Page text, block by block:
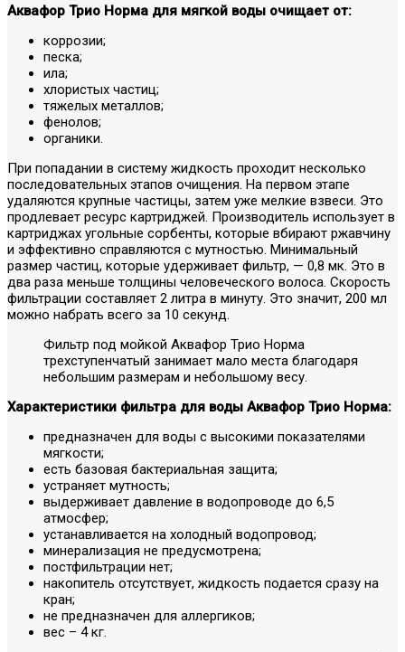
Аквафор Трио Норма для мягкой воды очищает от:
коррозии;
песка;
ила;
хлористых частиц;
тяжелых металлов;
фенолов;
органики.
При попадании в систему жидкость проходит несколько
последовательных этапов очищения. На первом этапе
удаляются крупные частицы, затем уже мелкие взвеси. Это
продлевает ресурс картриджей. Производитель использует в
картриджах угольные сорбенты, которые вбирают ржавчину
и эффективно справляются с мутностью. Минимальный
размер частиц, которые удерживает фильтр, — 0,8 мк. Это в
два раза меньше толщины человеческого волоса. Скорость
фильтрации составляет 2 литра в минуту. Это значит, 200 мл
можно набрать всего за 10 секунд.
Фильтр под мойкой Аквафор Трио Норма
трехступенчатый занимает мало места благодаря
небольшим размерам и небольшому весу.
Характеристики фильтра для воды Аквафор Трио Норма:
предназначен для воды с высокими показателями
мягкости;
есть базовая бактериальная защита;
устраняет мутность;
выдерживает давление в водопроводе до 6,5
атмосфер;
устанавливается на холодный водопровод;
минерализация не предусмотрена;
постфильтрации нет;
накопитель отсутствует, жидкость подается сразу на
кран;
не предназначен для аллергиков;
вес – 4 кг.